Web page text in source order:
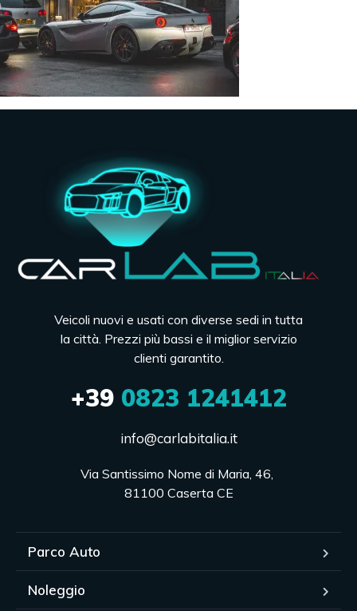
Veicoli nuovi e usati con diverse sedi in tutta
la città. Prezzi più bassi e il miglior servizio
clienti garantito.
+390823 1241412
info@carlabitalia.it
Via Santissimo Nome di Maria, 46,
81100 Caserta CE
Parco Auto
Noleggio